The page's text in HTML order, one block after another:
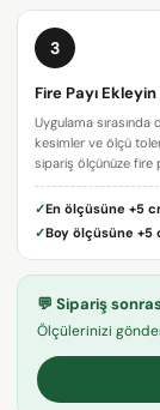
3
Fire Payı Ekleyin
Uygulama sırasında
kesimler ve ölçü
sipariş ölçünüze fire
✓En ölçüsüne +5
✓Boy ölçüsüne +5
💬 Sipariş
Ölçülerinizi
Bu
Paylaş
Adınız
E-
posta
adresiniz
Mesajın